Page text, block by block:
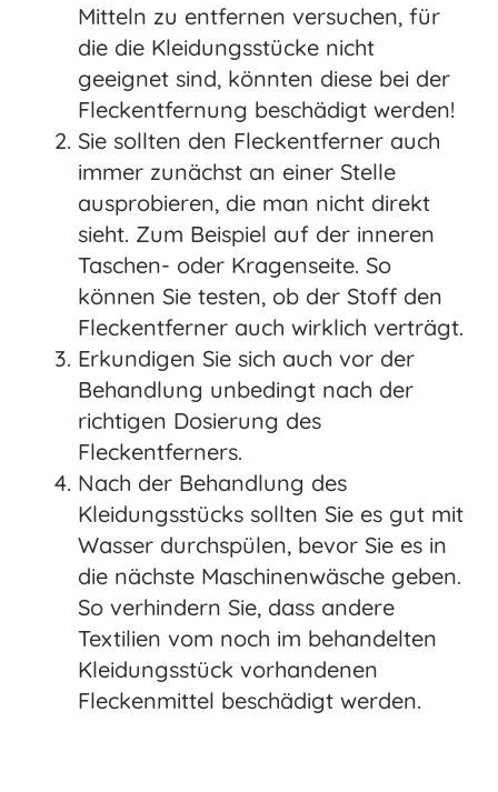
Mitteln zu entfernen versuchen, für
die die Kleidungsstücke nicht
geeignet sind, könnten diese bei der
Fleckentfernung beschädigt werden!
Sie sollten den Fleckentferner auch
immer zunächst an einer Stelle
ausprobieren, die man nicht direkt
sieht. Zum Beispiel auf der inneren
Taschen- oder Kragenseite. So
können Sie testen, ob der Stoff den
Fleckentferner auch wirklich verträgt.
Erkundigen Sie sich auch vor der
Behandlung unbedingt nach der
richtigen Dosierung des
Fleckentferners.
Nach der Behandlung des
Kleidungsstücks sollten Sie es gut mit
Wasser durchspülen, bevor Sie es in
die nächste Maschinenwäsche geben.
So verhindern Sie, dass andere
Textilien vom noch im behandelten
Kleidungsstück vorhandenen
Fleckenmittel beschädigt werden.